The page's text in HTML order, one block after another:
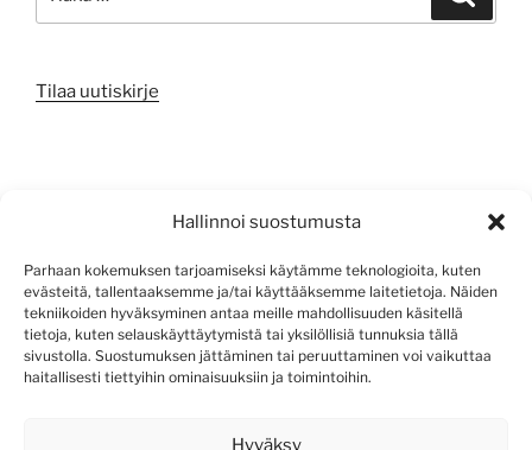
Hallinnoi suostumusta
Parhaan kokemuksen tarjoamiseksi käytämme teknologioita, kuten
evästeitä, tallentaaksemme ja/tai käyttääksemme laitetietoja. Näiden
tekniikoiden hyväksyminen antaa meille mahdollisuuden käsitellä
tietoja, kuten selauskäyttäytymistä tai yksilöllisiä tunnuksia tällä
sivustolla. Suostumuksen jättäminen tai peruuttaminen voi vaikuttaa
haitallisesti tiettyihin ominaisuuksiin ja toimintoihin.
Hyväksy
Tilaa uutiskirje
Sisältösyöte
Kommenttisyöte